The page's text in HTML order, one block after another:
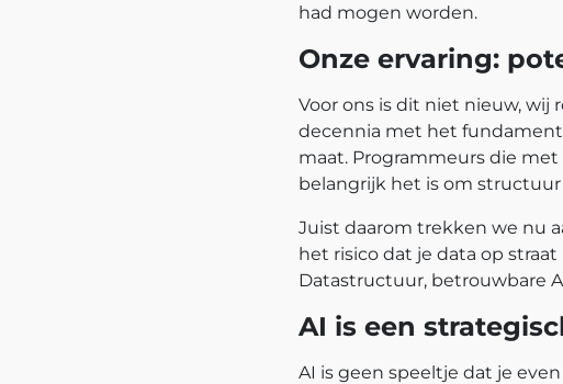
had mogen worden.
Onze ervaring:
Voor ons is dit niet nieuw, wij
decennia met het fundament
maat. Programmeurs die
belangrijk het is om
Juist daarom trekken we nu
het risico dat je data op
Datastructuur, betrouwbare
AI is een
AI is geen speeltje dat je